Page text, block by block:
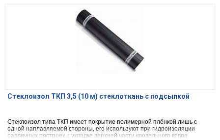
Стеклоизол ТКП 3,5 (10 м) стеклоткань с подсыпкой
Стеклоизол типа ТКП имеет покрытие полимерной плёнкой лишь с
одной наплавляемой стороны, его используют при гидроизоляции
различных построек и укладке верхней части кровельного ковра